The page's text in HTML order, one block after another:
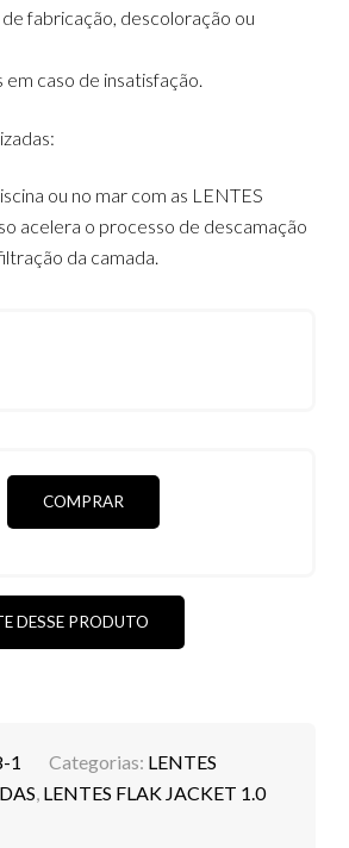
fabricação, descoloração ou
em caso de insatisfação.
ou no mar com as LENTES
acelera o processo de descamação
da camada.
COMPRAR
DESSE PRODUTO
1 Categorias: LENTES
, LENTES FLAK JACKET 1.0